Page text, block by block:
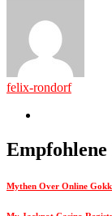
felix-rondorf
Mythen Over Online